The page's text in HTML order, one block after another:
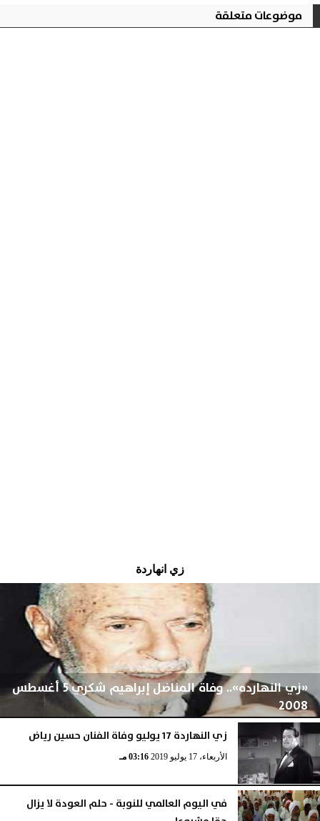
موضوعات متعلقة
زي انهاردة
«زي النهارده».. وفاة المناضل إبراهيم شكري 5 أغسطس
2008
الأربعاء، 5 أغسطس 2020
زي النهاردة 17 يوليو وفاة الفنان حسين رياض
الأربعاء، 17 يوليو 2019 03:16 مـ
في اليوم العالمي للنوبة - حلم العودة لا يزال